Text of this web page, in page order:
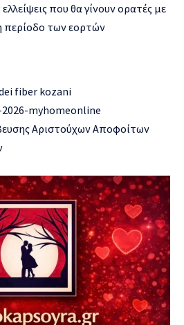
που θα γίνουν ορατές με
περίοδο των εορτών